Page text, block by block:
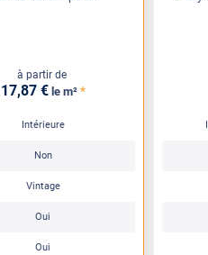
à partir de
17,87 € le m² *
Intérieure
Non
Vintage
Oui
Oui